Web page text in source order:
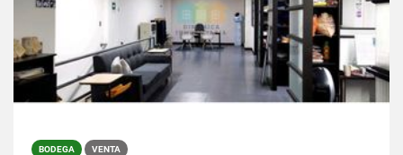
BODEGA VENTA